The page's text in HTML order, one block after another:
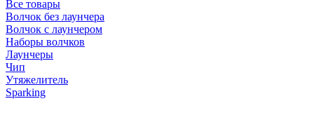
Все товары
Волчок без лаунчера
Волчок с лаунчером
Наборы волчков
Лаунчеры
Чип
Утяжелитель
Sparking